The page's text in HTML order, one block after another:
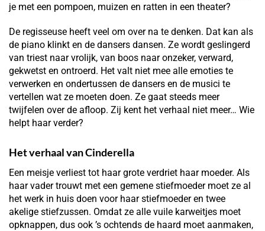
je met een pompoen, muizen en ratten in een theater?
De regisseuse heeft veel om over na te denken. Dat kan als
de piano klinkt en de dansers dansen. Ze wordt geslingerd
van triest naar vrolijk, van boos naar onzeker, verward,
gekwetst en ontroerd. Het valt niet mee alle emoties te
verwerken en ondertussen de dansers en de musici te
vertellen wat ze moeten doen. Ze gaat steeds meer
twijfelen over de afloop. Zij kent het verhaal niet meer… Wie
helpt haar verder?
Het verhaal van Cinderella
Een meisje verliest tot haar grote verdriet haar moeder. Als
haar vader trouwt met een gemene stiefmoeder moet ze al
het werk in huis doen voor haar stiefmoeder en twee
akelige stiefzussen. Omdat ze alle vuile karweitjes moet
opknappen, dus ook ’s ochtends de haard moet aanmaken,